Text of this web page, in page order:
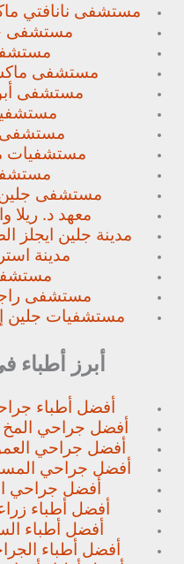
مستشفى نانافتي
مستشفى
مستشفى
مستشفى
مستشفى
مستشفيات
مستشفى جلين
معهد د. ريلا
مدينة جلين ايجلز
مدينة
مستشفى
مستشفيات جلين
أبرز أطباء
أفضل أطباء
أفضل جراحي المخ
أفضل جراحي
أفضل جراحي
أفضل جراحي
أفضل أطباء
أفضل أطباء
أفضل أطباء